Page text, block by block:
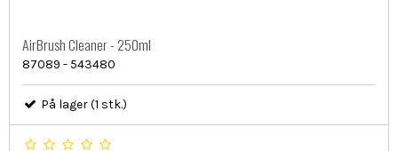
AirBrush Cleaner - 250ml
87089 - 543480
På lager (1 stk.)